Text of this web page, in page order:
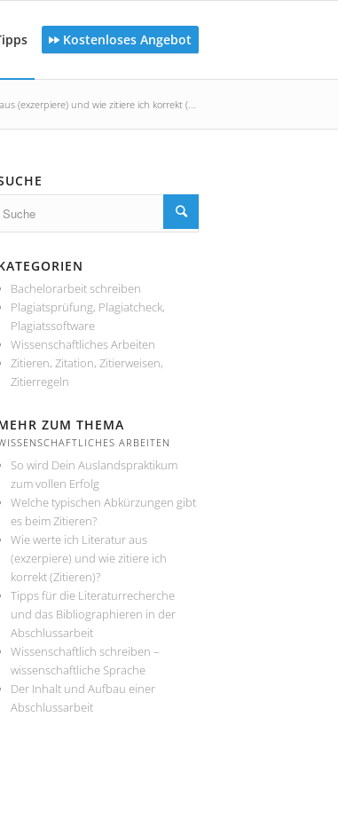
Kostenloses Angebot
(exzerpiere) und wie zitiere ich korrekt (...
Bachelorarbeit schreiben
Plagiatsprüfung, Plagiatcheck,
Plagiatssoftware
Wissenschaftliches Arbeiten
Zitieren, Zitation, Zitierweisen,
Zitierregeln
ZUM THEMA
ARBEITEN
So wird Dein Auslandspraktikum
zum vollen Erfolg
Welche typischen Abkürzungen gibt
es beim Zitieren?
Wie werte ich Literatur aus
(exzerpiere) und wie zitiere ich
korrekt (Zitieren)?
Tipps für die Literaturrecherche
und das Bibliographieren in der
Abschlussarbeit
Wissenschaftlich schreiben –
wissenschaftliche Sprache
Der Inhalt und Aufbau einer
Abschlussarbeit